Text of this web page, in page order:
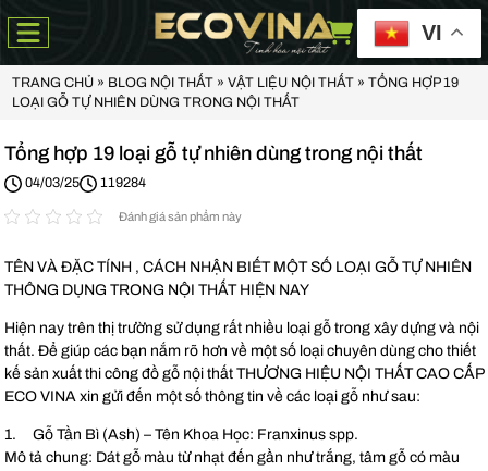
VI
TRANG CHỦ» BLOG NỘI THẤT» VẬT LIỆU NỘI THẤT» TỔNG HỢP 19
LOẠI GỖ TỰ NHIÊN DÙNG TRONG NỘI THẤT
Tổng hợp 19 loại gỗ tự nhiên dùng trong nội thất
04/03/25 119284
Đánh giá sản phẩm này
TÊN VÀ ĐẶC TÍNH , CÁCH NHẬN BIẾT MỘT SỐ LOẠI GỖ TỰ NHIÊN
THÔNG DỤNG TRONG NỘI THẤT HIỆN NAY
Hiện nay trên thị trường sử dụng rất nhiều loại gỗ trong xây dựng và nội
thất. Để giúp các bạn nắm rõ hơn về một số loại chuyên dùng cho thiết
kế sản xuất thi công đồ gỗ nội thất THƯƠNG HIỆU NỘI THẤT CAO CẤP
ECO VINA xin gửi đến một số thông tin về các loại gỗ như sau:
1. Gỗ Tần Bì (Ash) – Tên Khoa Học: Franxinus spp.
Mô tả chung: Dát gỗ màu từ nhạt đến gần như trắng, tâm gỗ có màu